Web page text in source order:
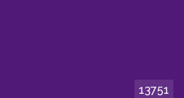
13751